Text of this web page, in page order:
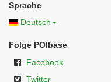
Sprache
Deutsch
Folge POIbase
Facebook
Twitter